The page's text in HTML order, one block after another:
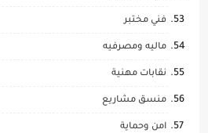
فني مختبر
ماليه ومصرفيه
نقابات مهنية
منسق مشاريع
امن وحماية